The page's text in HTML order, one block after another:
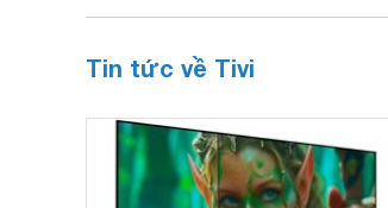
Tin tức về Tivi